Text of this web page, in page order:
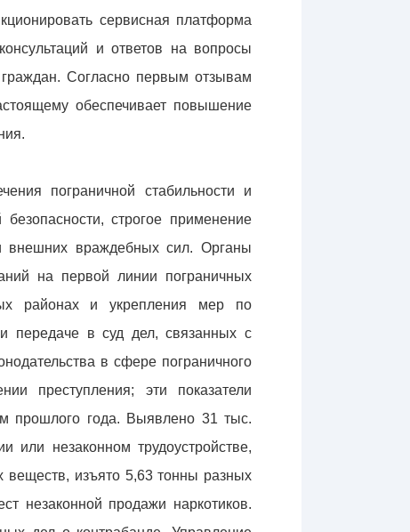
сервисная платформа
и ответов на вопросы
Согласно первым отзывам
обеспечивает повышение
пограничной стабильности и
строгое применение
внешних враждебных сил. Органы
на первой линии пограничных
районах и укрепления мер по
передаче в суд дел, связанных с
в сфере пограничного
преступления; эти показатели
прошлого года. Выявлено 31 тыс.
или незаконном трудоустройстве,
веществ, изъято 5,63 тонны разных
незаконной продажи наркотиков.